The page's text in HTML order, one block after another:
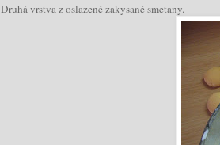
Druhá vrstva z oslazené zakysané smetany.